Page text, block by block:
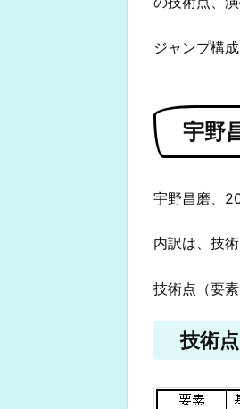
ジャンプ構
宇野
宇野昌磨、
内訳は、技
技術点（要
技術